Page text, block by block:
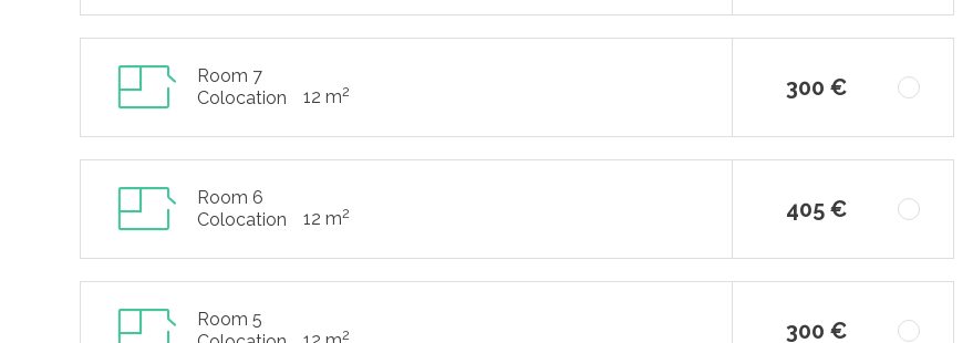
Room 7
Colocation
12 m2 300 €
Room 6
Colocation
12 m2 405 €
Room 5
2 300 €